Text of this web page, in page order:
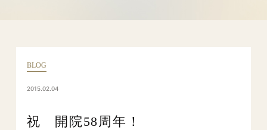
BLOG
2015.02.04
祝 開院58周年！